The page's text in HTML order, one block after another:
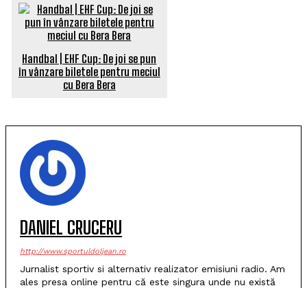
Handbal | EHF Cup: De joi se pun
în vânzare biletele pentru meciul
cu Bera Bera
DANIEL CRUCERU
http://www.sportuldoljean.ro
Jurnalist sportiv si alternativ realizator emisiuni radio. Am
ales presa online pentru că este singura unde nu există